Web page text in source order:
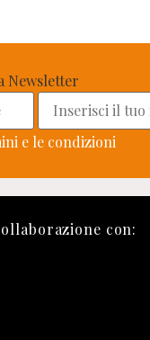
Newsletter
e le condizioni
con: